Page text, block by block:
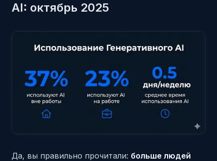
AI: октябрь 2025
Да, вы правильно прочитали: больше людей